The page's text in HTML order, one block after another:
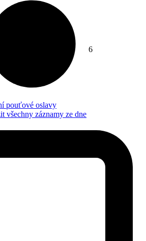
pouťové oslavy
všechny záznamy ze dne
6